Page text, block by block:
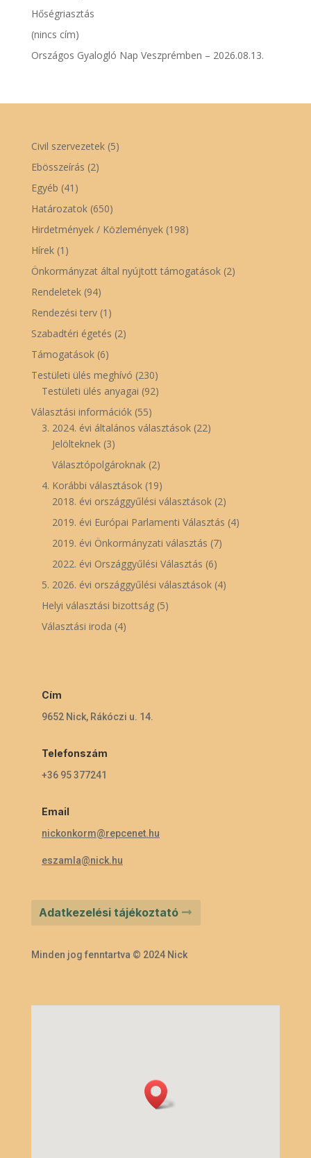
Hőségriasztás
(nincs cím)
Országos Gyalogló Nap Veszprémben – 2026.08.13.
Civil szervezetek(5)
Ebösszeírás (2)
Egyéb (41)
Határozatok(650)
Hirdetmények / Közlemények(198)
Hírek(1)
Önkormányzat által nyújtott támogatások(2)
Rendeletek(94)
Rendezési terv(1)
Szabadtéri égetés (2)
Támogatások(6)
Testületi ülés meghívó (230)
Testületi ülés anyagai (92)
Választási információk(55)
3. 2024. évi általános választások(22)
Jelölteknek(3)
Választópolgároknak(2)
4. Korábbi választások(19)
2018. évi országgyűlési választások(2)
2019. évi Európai Parlamenti Választás (4)
2019. évi Önkormányzati választás (7)
2022. évi Országgyűlési Választás (6)
5. 2026. évi országgyűlési választások(4)
Helyi választási bizottság(5)
Választási iroda (4)
Cím
9652 Nick, Rákóczi u. 14.
Telefonszám
+36 95 377241
Email
nickonkorm@repcenet.hu
eszamla@nick.hu
Adatkezelési tájékoztató
Minden jog fenntartva © 2024 Nick